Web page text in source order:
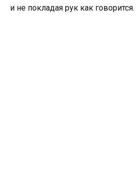
и не покладая рук как говорится.